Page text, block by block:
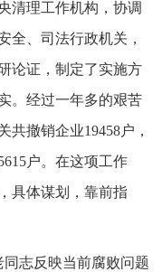
清理工作机构，协调
全、司法行政机关，
论证，制定了实施方
。经过一年多的艰苦
撤销企业19458户，
户。在这项工作
具体谋划，靠前指
同志反映当前腐败问题